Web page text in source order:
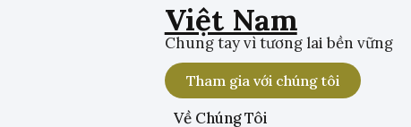
Việt Nam
Chung tay vì tương lai bền vững
Tham gia với chúng tôi
Về Chúng Tôi